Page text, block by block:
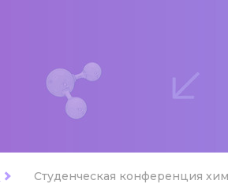
Студенческая конференция